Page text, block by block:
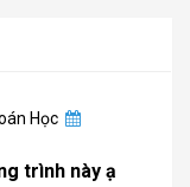
Học
trình này ạ